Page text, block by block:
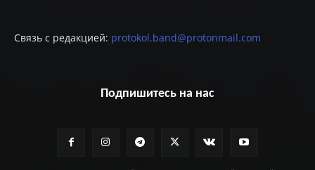
Связь с редакцией: protokol.band@protonmail.com
Подпишитесь на нас